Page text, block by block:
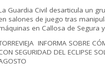
Guardia Civil desarticula un
salones de juego tras
en Callosa de Segura
INFORMA SOBRE
SEGURIDAD DEL ECLIPSE